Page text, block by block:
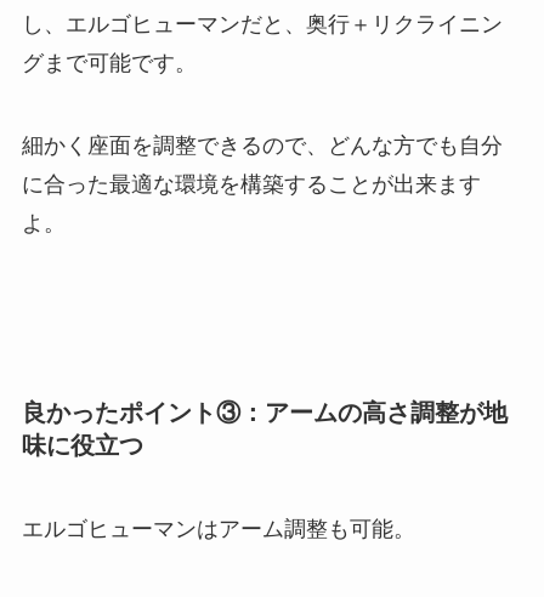
し、エルゴヒューマンだと、奥行＋リクライニン
グまで可能です。
細かく座面を調整できるので、どんな方でも自分
に合った最適な環境を構築することが出来ます
よ。
良かったポイント③：アームの高さ調整が地
味に役立つ
エルゴヒューマンはアーム調整も可能。